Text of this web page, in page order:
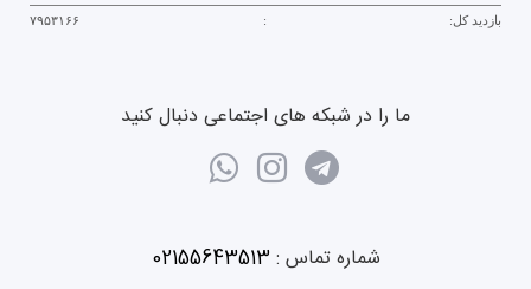
بازدید کل: : ۷۹۵۳۱۶۶
ما را در شبکه های اجتماعی دنبال کنید
شماره تماس : 02155643513